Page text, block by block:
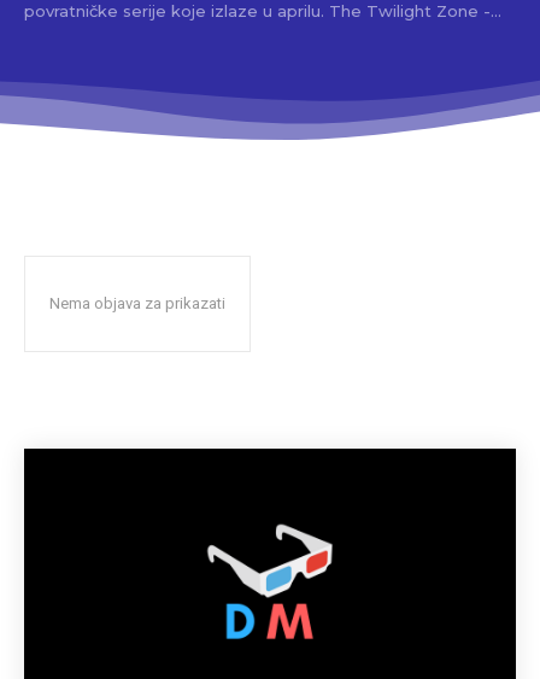
povratničke serije koje izlaze u aprilu. The Twilight Zone -...
Nema objava za prikazati